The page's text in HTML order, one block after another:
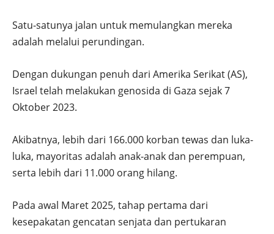
Satu-satunya jalan untuk memulangkan mereka
adalah melalui perundingan.
Dengan dukungan penuh dari Amerika Serikat (AS),
Israel telah melakukan genosida di Gaza sejak 7
Oktober 2023.
Akibatnya, lebih dari 166.000 korban tewas dan luka-
luka, mayoritas adalah anak-anak dan perempuan,
serta lebih dari 11.000 orang hilang.
Pada awal Maret 2025, tahap pertama dari
kesepakatan gencatan senjata dan pertukaran